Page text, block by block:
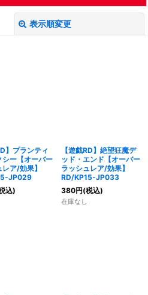
表示順変更
絞り込む
】プランティ
シー【オーバー
ア/効果】
JP029
込)
【遊戯RD】絶望狂魔デ
ッド・エンド【オーバー
ラッシュレア/効果】
RD/KP15-JP033
380円(税込)
在庫なし